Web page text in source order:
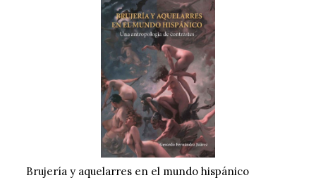
Brujería y aquelarres en el mundo hispánico